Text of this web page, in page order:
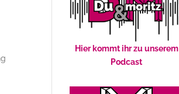
Hier kommt ihr zu unserem
Podcast